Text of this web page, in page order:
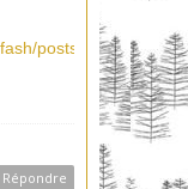
posts/
Répondre